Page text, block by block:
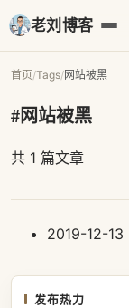
老刘博客
首页/Tags/网站被黑
#网站被黑
共 1 篇文章
2019-12-13
发布热力